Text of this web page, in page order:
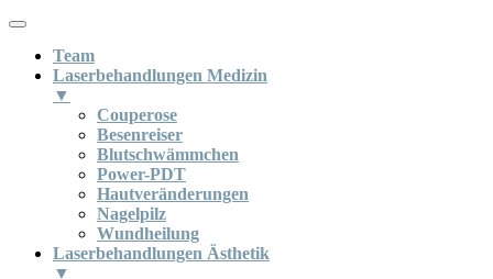
Team
Laserbehandlungen Medizin
▼
Couperose
Besenreiser
Blutschwämmchen
Power-PDT
Hautveränderungen
Nagelpilz
Wundheilung
Laserbehandlungen Ästhetik
▼